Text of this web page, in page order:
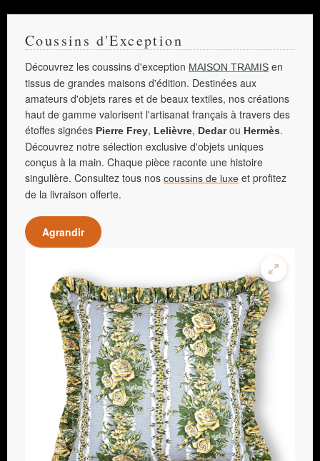
Coussins d'Exception
Découvrez les coussins d'exception MAISON TRAMIS en
tissus de grandes maisons d'édition. Destinées aux
amateurs d'objets rares et de beaux textiles, nos créations
haut de gamme valorisent l'artisanat français à travers des
étoffes signées Pierre Frey, Lelièvre, Dedarou Hermès.
Découvrez notre sélection exclusive d'objets uniques
conçus à la main. Chaque pièce raconte une histoire
singulière. Consultez tous nos coussins de luxe et profitez
de la livraison offerte.
Agrandir